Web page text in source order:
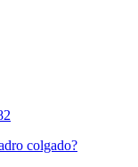
colgado?